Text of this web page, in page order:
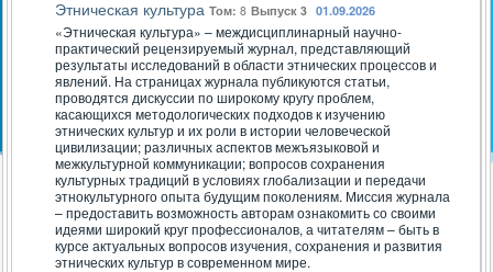
Этническая культура Том: 8 Выпуск 3 01.09.2026
«Этническая культура» – междисциплинарный научно-
практический рецензируемый журнал, представляющий
результаты исследований в области этнических процессов и
явлений. На страницах журнала публикуются статьи,
проводятся дискуссии по широкому кругу проблем,
касающихся методологических подходов к изучению
этнических культур и их роли в истории человеческой
цивилизации; различных аспектов межъязыковой и
межкультурной коммуникации; вопросов сохранения
культурных традиций в условиях глобализации и передачи
этнокультурного опыта будущим поколениям. Миссия журнала
– предоставить возможность авторам ознакомить со своими
идеями широкий круг профессионалов, а читателям – быть в
курсе актуальных вопросов изучения, сохранения и развития
этнических культур в современном мире.